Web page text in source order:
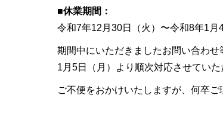
■休業期間：
令和7年12月30日（火）〜令和8年1月4
期間中にいただきましたお問い合わせ
1月5日（月）より順次対応させていた
ご不便をおかけいたしますが、何卒ご